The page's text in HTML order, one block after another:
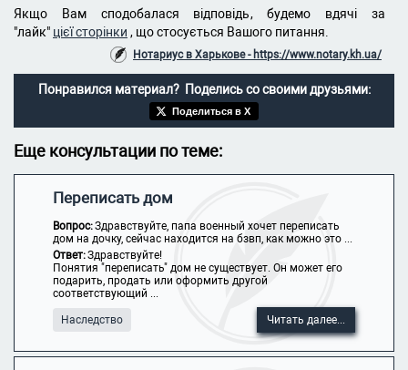
Якщо Вам сподобалася відповідь, будемо вдячі за
"лайк" цієї сторінки , що стосується Вашого питання.
Нотариус в Харькове - https://www.notary.kh.ua/
Понравился материал? Поделись со своими друзьями:
Поделиться в X
Еще консультации по теме:
Переписать дом
Вопрос:Здравствуйте, папа военный хочет переписать
дом на дочку, сейчас находится на бзвп, как можно это ...
Ответ:Здравствуйте!
Понятия "переписать" дом не существует. Он может его
подарить, продать или оформить другой
соответствующий ...
Наследство Читать далее...